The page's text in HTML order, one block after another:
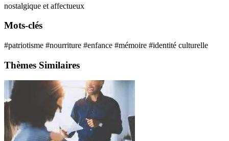
nostalgique et affectueux
Mots-clés
#patriotisme #nourriture #enfance #mémoire #identité culturelle
Thèmes Similaires